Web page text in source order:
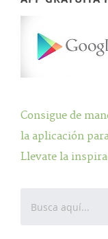
Consigue de
la aplicación
Llevate la